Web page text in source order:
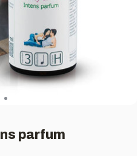
parfum